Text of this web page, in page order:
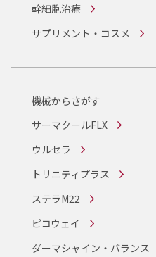
幹細胞治療
サプリメント・コスメ
機械からさがす
サーマクールFLX
ウルセラ
トリニティプラス
ステラM22
ピコウェイ
ダーマシャイン・バランス